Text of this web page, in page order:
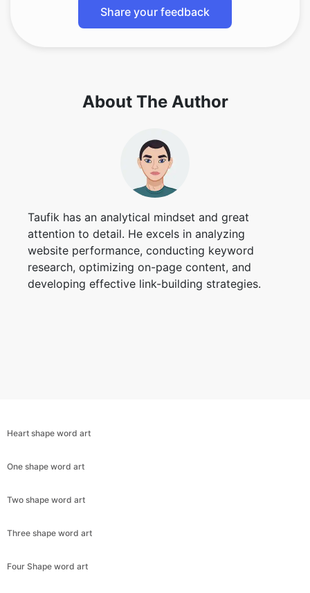
Share your feedback
About The Author
Taufik has an analytical mindset and great
attention to detail. He excels in analyzing
website performance, conducting keyword
research, optimizing on-page content, and
developing effective link-building strategies.
Heart shape word art
One shape word art
Two shape word art
Three shape word art
Four Shape word art